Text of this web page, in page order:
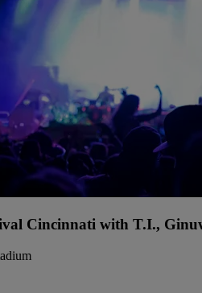
Cincinnati with T.I.,